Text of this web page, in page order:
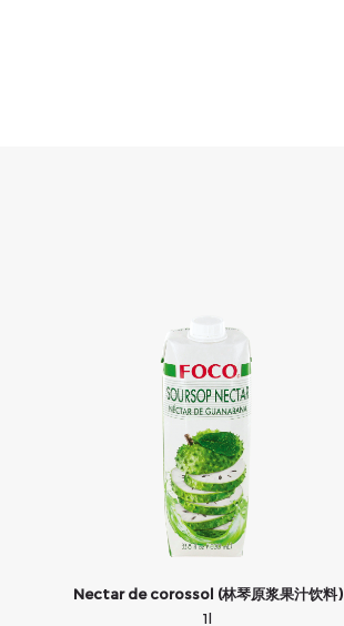
Nectar de corossol (林琴原浆果汁饮料)
1l